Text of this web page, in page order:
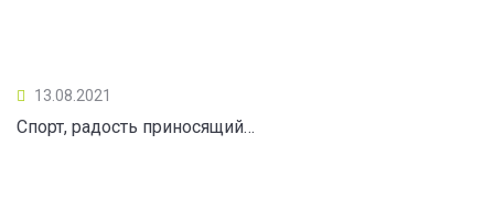
13.08.2021
Спорт, радость приносящий…